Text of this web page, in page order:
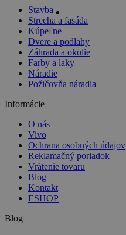
Stavba
Strecha a fasáda
Kúpeľne
Dvere a podlahy
Záhrada a okolie
Farby a laky
Náradie
Požičovňa náradia
Informácie
O nás
Vivo
Ochrana osobných údajov
Reklamačný poriadok
Vrátenie tovaru
Blog
Kontakt
ESHOP
Blog